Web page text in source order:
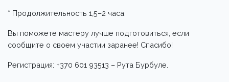
* Продолжительность 1,5–2 часа.
Вы поможете мастеру лучше подготовиться, если
сообщите о своем участии заранее! Спасибо!
Регистрация: +370 601 93513 – Рута Бурбуле.